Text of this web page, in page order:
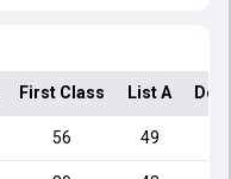
First Class List A
56 49